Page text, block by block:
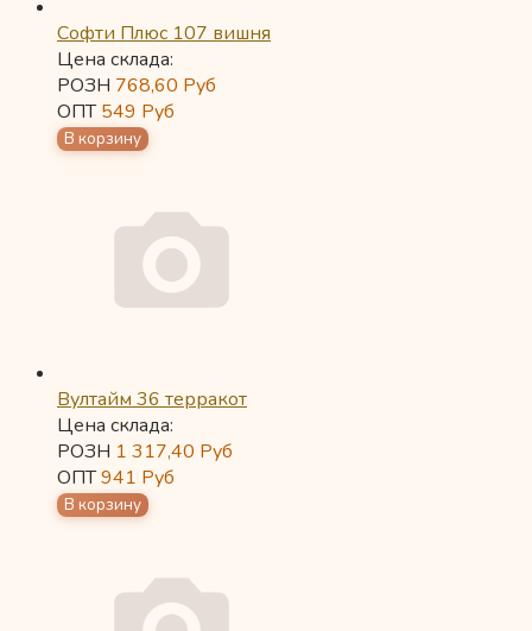
Софти Плюс 107 вишня
Цена склада:
РОЗН 768,60 Руб
ОПТ549 Руб
Вултайм 36 терракот
Цена склада:
РОЗН 1 317,40 Руб
ОПТ941 Руб